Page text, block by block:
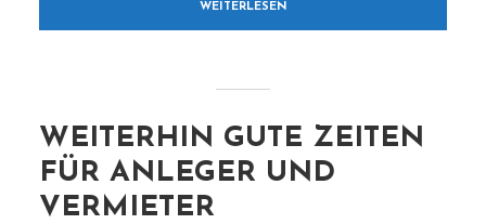
WEITERLESEN
WEITERHIN GUTE ZEITEN
FÜR ANLEGER UND
VERMIETER